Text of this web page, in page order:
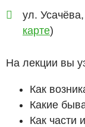
ул.
карте)
На лекции вы
Как
Какие
Как части